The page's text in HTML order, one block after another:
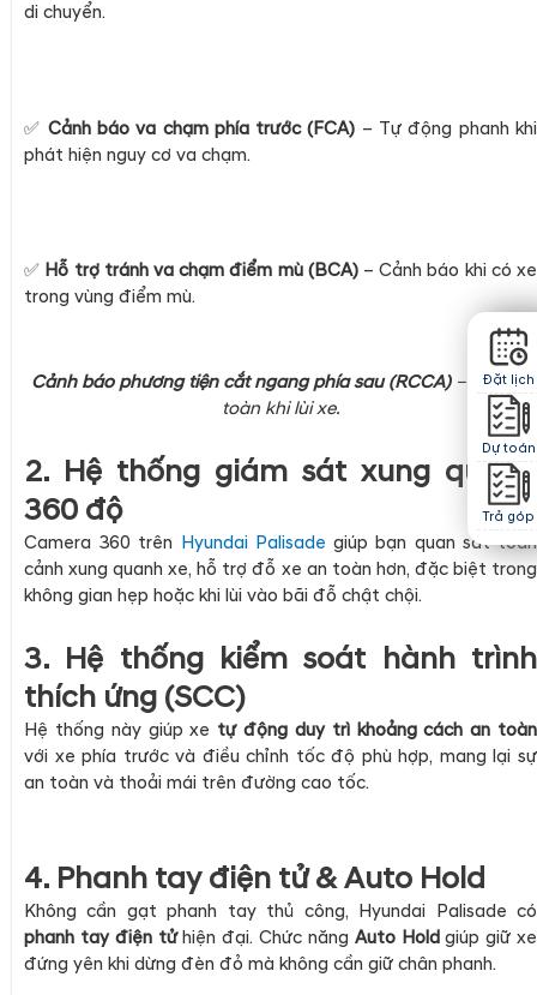
di chuyển.
✅ Cảnh báo va chạm phía trước (FCA) – Tự động phanh khi
phát hiện nguy cơ va chạm.
✅ Hỗ trợ tránh va chạm điểm mù (BCA)– Cảnh báo khi có xe
trong vùng điểm mù.
Cảnh báo phương tiện cắt ngang phía sau (RCCA)– Giúp an
toàn khi lùi xe.
2. Hệ thống giám sát xung quanh
360 độ
Camera 360 trên Hyundai Palisade giúp bạn quan sát toàn
cảnh xung quanh xe, hỗ trợ đỗ xe an toàn hơn, đặc biệt trong
không gian hẹp hoặc khi lùi vào bãi đỗ chật chội.
3. Hệ thống kiểm soát hành trình
thích ứng (SCC)
Hệ thống này giúp xe tự động duy trì khoảng cách an toàn
với xe phía trước và điều chỉnh tốc độ phù hợp, mang lại sự
an toàn và thoải mái trên đường cao tốc.
4. Phanh tay điện tử & Auto Hold
Không cần gạt phanh tay thủ công, Hyundai Palisade có
phanh tay điện tửhiện đại. Chức năng Auto Holdgiúp giữ xe
đứng yên khi dừng đèn đỏ mà không cần giữ chân phanh.
Đặt lịch
Dự toán
Trả góp